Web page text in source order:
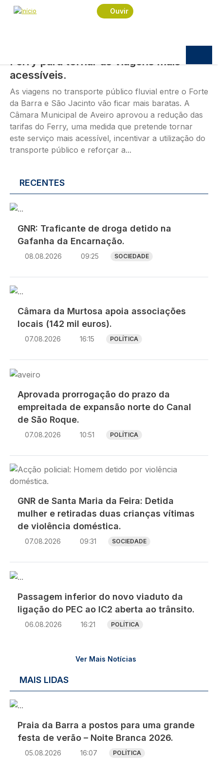
Passar para o conteúdo principal
Ouvir
Imagem
POLÍTICA
Ferry para tornar as viagens mais
acessíveis.
As viagens no transporte público fluvial entre o Forte
da Barra e São Jacinto vão ficar mais baratas. A
Câmara Municipal de Aveiro aprovou a redução das
tarifas do Ferry, uma medida que pretende tornar
este serviço mais acessível, incentivar a utilização do
transporte público e reforçar a...
RECENTES
Imagem
GNR: Traficante de droga detido na
Gafanha da Encarnação.
08.08.2026 09:25 SOCIEDADE
Imagem
Câmara da Murtosa apoia associações
locais (142 mil euros).
07.08.2026 16:15 POLÍTICA
Imagem
Aprovada prorrogação do prazo da
empreitada de expansão norte do Canal
de São Roque.
07.08.2026 10:51 POLÍTICA
Imagem
GNR de Santa Maria da Feira: Detida
mulher e retiradas duas crianças vítimas
de violência doméstica.
07.08.2026 09:31 SOCIEDADE
Imagem
Passagem inferior do novo viaduto da
ligação do PEC ao IC2 aberta ao trânsito.
06.08.2026 16:21 POLÍTICA
Ver Mais Notícias
MAIS LIDAS
Imagem
Praia da Barra a postos para uma grande
festa de verão – Noite Branca 2026.
05.08.2026 16:07 POLÍTICA